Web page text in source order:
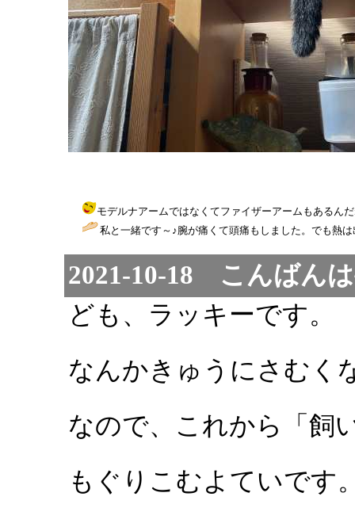
モデルナアームではなくてファイザーアームもあるん
私と一緒です～♪腕が痛くて頭痛もしました。でも熱
2021-10-18 こんばんは
ども、ラッキーです。
なんかきゅうにさむく
なので、これから「飼
もぐりこむよていです